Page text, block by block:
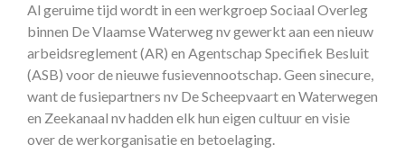
Al geruime tijd wordt in een werkgroep Sociaal Overleg
binnen De Vlaamse Waterweg nv gewerkt aan een nieuw
arbeidsreglement (AR) en Agentschap Specifiek Besluit
(ASB) voor de nieuwe fusievennootschap. Geen sinecure,
want de fusiepartners nv De Scheepvaart en Waterwegen
en Zeekanaal nv hadden elk hun eigen cultuur en visie
over de werkorganisatie en betoelaging.